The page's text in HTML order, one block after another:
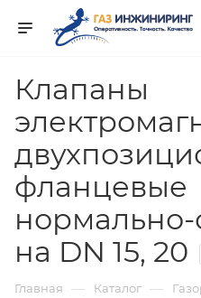
Клапаны
фланцевые
на DN 15, 20
Главная — Каталог —